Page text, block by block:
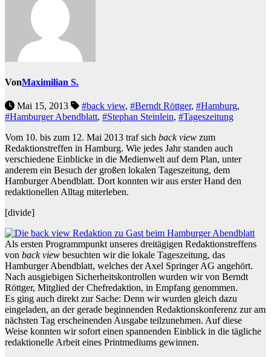
VonMaximilian S.
Mai 15, 2013 #back view, #Berndt Röttger, #Hamburg,
#Hamburger Abendblatt, #Stephan Steinlein, #Tageszeitung
Vom 10. bis zum 12. Mai 2013 traf sich back view zum
Redaktionstreffen in Hamburg. Wie jedes Jahr standen auch
verschiedene Einblicke in die Medienwelt auf dem Plan, unter
anderem ein Besuch der großen lokalen Tageszeitung, dem
Hamburger Abendblatt. Dort konnten wir aus erster Hand den
redaktionellen Alltag miterleben.
[divide]
Als ersten Programmpunkt unseres dreitägigen Redaktionstreffens
von back view besuchten wir die lokale Tageszeitung, das
Hamburger Abendblatt, welches der Axel Springer AG angehört.
Nach ausgiebigen Sicherheitskontrollen wurden wir von Berndt
Röttger, Mitglied der Chefredaktion, in Empfang genommen.
Es ging auch direkt zur Sache: Denn wir wurden gleich dazu
eingeladen, an der gerade beginnenden Redaktionskonferenz zur am
nächsten Tag erscheinenden Ausgabe teilzunehmen. Auf diese
Weise konnten wir sofort einen spannenden Einblick in die tägliche
redaktionelle Arbeit eines Printmediums gewinnen.